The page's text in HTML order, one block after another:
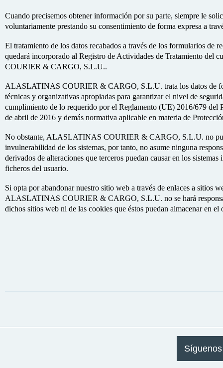
Cuando precisemos obtener información por su parte, siempre le
voluntariamente prestando su consentimiento de forma expresa a
El tratamiento de los datos recabados a través de los formularios de
quedará incorporado al Registro de Actividades de Tratamiento del
COURIER & CARGO, S.L.U..
ALASLATINAS COURIER & CARGO, S.L.U. trata los datos de
técnicas y organizativas apropiadas para garantizar el nivel de
cumplimiento de lo requerido por el Reglamento (UE) 2016/679 del
de abril de 2016 y demás normativa aplicable en materia de
No obstante, ALASLATINAS COURIER & CARGO, S.L.U. no
invulnerabilidad de los sistemas, por tanto, no asume ninguna
derivados de alteraciones que terceros puedan causar en los
ficheros del usuario.
Si opta por abandonar nuestro sitio web a través de enlaces a sitios
ALASLATINAS COURIER & CARGO, S.L.U. no se hará
dichos sitios web ni de las cookies que éstos puedan almacenar en el